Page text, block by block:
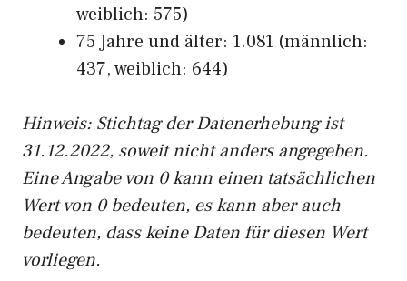
weiblich: 575)
75 Jahre und älter: 1.081 (männlich:
437, weiblich: 644)
Hinweis: Stichtag der Datenerhebung ist
31.12.2022, soweit nicht anders angegeben.
Eine Angabe von 0 kann einen tatsächlichen
Wert von 0 bedeuten, es kann aber auch
bedeuten, dass keine Daten für diesen Wert
vorliegen.